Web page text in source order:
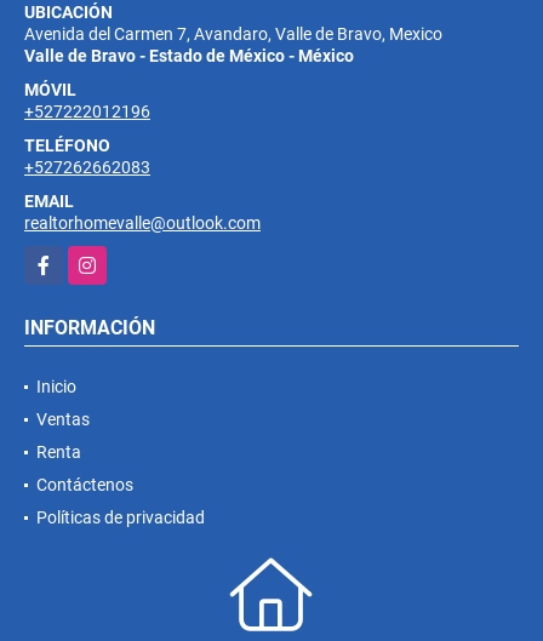
UBICACIÓN
Avenida del Carmen 7, Avandaro, Valle de Bravo, Mexico
Valle de Bravo - Estado de México - México
MÓVIL
+527222012196
TELÉFONO
+527262662083
EMAIL
realtorhomevalle@outlook.com
FacebookInstagram
INFORMACIÓN
Inicio
Ventas
Renta
Contáctenos
Políticas de privacidad